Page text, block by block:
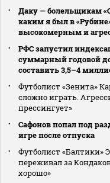
Даку — болельщикам
каким я был в
высокомерным и
РФС запустил
суммарный годовой
составить 3,5–4
Футболист «Зенита»
сложно играть.
прессингует»
Сафонов попал под
игре после отпуска
Футболист «Балтики»
переживал за
хорошо»